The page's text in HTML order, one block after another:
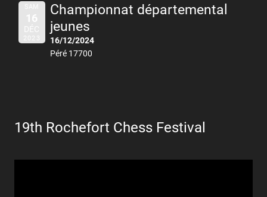
SAM
16
DÉC
2023
Championnat départemental
jeunes
16/12/2024
Péré 17700
19th Rochefort Chess Festival